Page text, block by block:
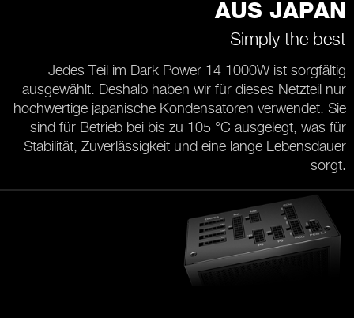
AUS JAPAN
Simply the best
Jedes Teil im Dark Power 14 1000W ist sorgfältig
ausgewählt. Deshalb haben wir für dieses Netzteil nur
hochwertige japanische Kondensatoren verwendet. Sie
sind für Betrieb bei bis zu 105 °C ausgelegt, was für
Stabilität, Zuverlässigkeit und eine lange Lebensdauer
sorgt.